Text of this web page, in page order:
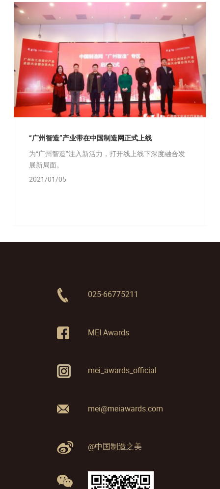
“广州智造”产业带在中国制造网正式上线
为“广州智造”注入新活力，打开线上线下深度融合发
展新局面。
2021/01/05
025-66775211
MEI Awards
mei_awards_official
mei@meiawards.com
@中国制造之美